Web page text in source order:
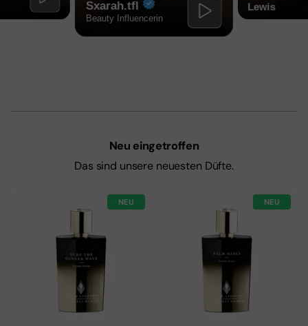
Neu eingetroffen
Das sind unsere neuesten Düfte.
NEU NEU